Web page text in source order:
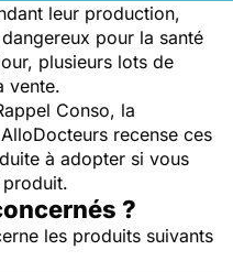
leur production,
pour la santé
plusieurs lots de
vente.
Conso, la
recense ces
à adopter si vous
?
les produits suivants